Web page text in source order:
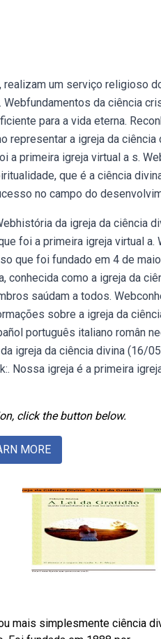
um serviço religioso
da ciência
para a vida eterna.
representar a igreja da
primeira igreja virtual a s.
que é a ciência
no campo do
da igreja da ciência
foi a primeira igreja virtual a.
que foi fundado em 4 de
como a igreja da
saúdam a todos.
sobre a igreja da
português italiano român
igreja da ciência divina (16/
Nossa igreja é a primeira
click the button below.
MORE
mais simplesmente ciência